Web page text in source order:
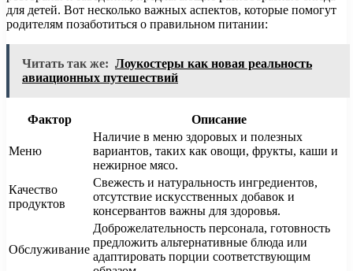
для детей. Вот несколько важных аспектов, которые помогут
родителям позаботиться о правильном питании:
Читать так же: Лоукостеры как новая реальность
авиационных путешествий
Фактор Описание
Меню
Наличие в меню здоровых и полезных
вариантов, таких как овощи, фрукты, каши и
нежирное мясо.
Качество
продуктов
Свежесть и натуральность ингредиентов,
отсутствие искусственных добавок и
консервантов важны для здоровья.
Обслуживание
Доброжелательность персонала, готовность
предложить альтернативные блюда или
адаптировать порции соответствующим